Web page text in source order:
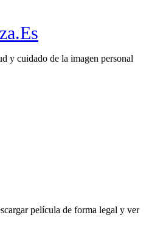
y cuidado de la imagen personal
película de forma legal y ver